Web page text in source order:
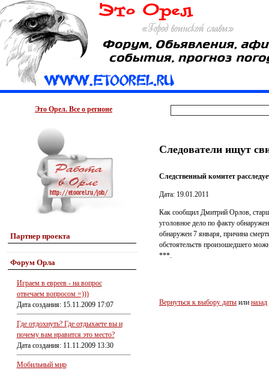
Это Орел. Все о регионе
Партнер проекта
Форум Орла
Играем в евреев - на вопрос
отвечаем вопросом =)))
Дата создания: 15.11.2009 17:07
Где отдохнуть? Где отдыхаете вы и
почему вам нравится это место?
Дата создания: 11.11.2009 13:30
Мобильный мир
Следователи ищут
Следственный комитет
Дата: 19.01.2011
Как сообщил Дмитрий Орлов,
уголовное дело по факту
обнаружен 7 января, причина
обстоятельств произошедшего
***.
Вернуться к выбору даты или назад